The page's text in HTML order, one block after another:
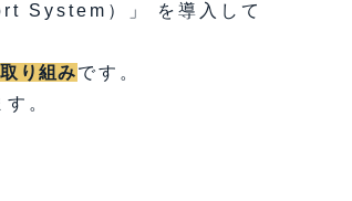
System）」 を導入して
り組みです。
。